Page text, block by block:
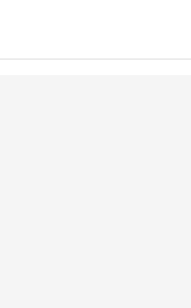
BIERZO SUCESOS